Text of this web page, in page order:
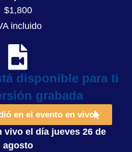
$1,800
incluido
disponible para ti
grabada
en el evento en vivo
vivo el día jueves 26 de
agosto